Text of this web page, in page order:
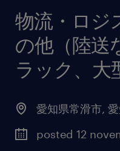
物流・ロジ
の他（陸送
ラック、大
愛知県常滑市,
posted 12